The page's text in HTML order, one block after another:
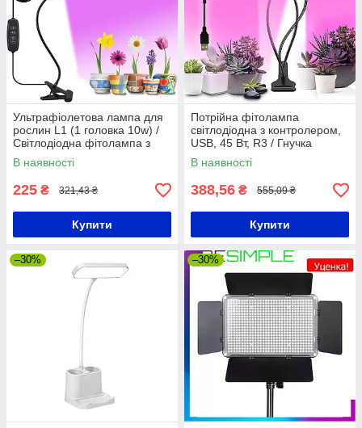
Ультрафіолетова лампа для
рослин L1 (1 головка 10w) /
Світлодіодна фітолампа з
таймером 68 х 11 см
В наявності
225 ₴ 321,43 ₴
Купити
Потрійна фітолампа
світлодіодна з контролером,
USB, 45 Вт, R3 / Гнучка
настільна лампа для
кімнатних квітів
В наявності
388,56 ₴ 555,09 ₴
Купити
–30% –30%